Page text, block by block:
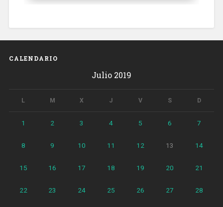
CALENDARIO
Julio 2019
L M X J V S D
1 2 3 4 5 6 7
8 9 10 11 12 13 14
15 16 17 18 19 20 21
22 23 24 25 26 27 28